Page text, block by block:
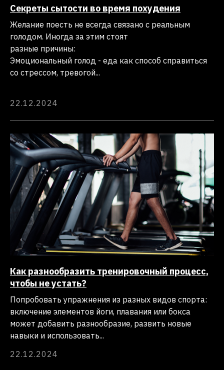
Секреты сытости во время похудения
Желание поесть не всегда связано с реальным
голодом. Иногда за этим стоят
разные причины:
Эмоциональный голод - еда как способ справиться
со стрессом, тревогой...
22.12.2024
Как разнообразить тренировочный процесс,
чтобы не устать?
Попробовать упражнения из разных видов спорта:
включение элементов йоги, плавания или бокса
может добавить разнообразие, развить новые
навыки и использовать...
22.12.2024
Часто задаваемые вопросы